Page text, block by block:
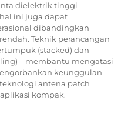
dielektrik tinggi
ini juga dapat
dibandingkan
Teknik perancangan
(stacked) dan
mengatasi
keunggulan
antena patch
kompak.